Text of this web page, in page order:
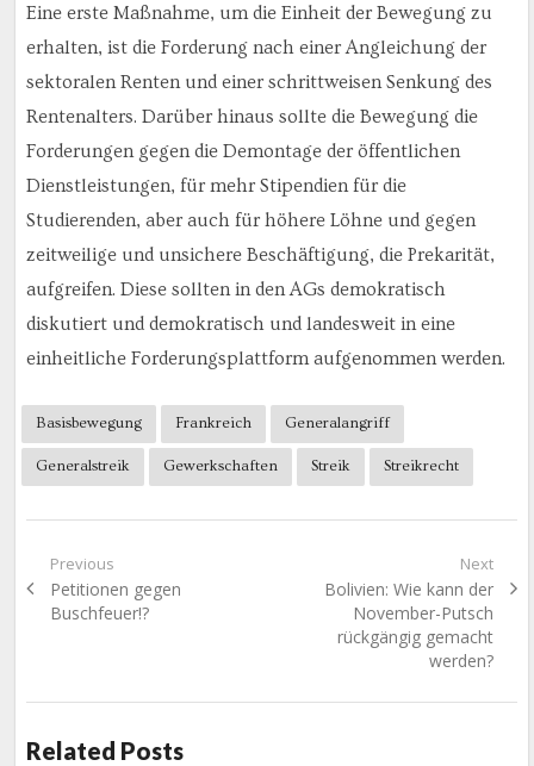
Eine erste Maßnahme, um die Einheit der Bewegung zu
erhalten, ist die Forderung nach einer Angleichung der
sektoralen Renten und einer schrittweisen Senkung des
Rentenalters. Darüber hinaus sollte die Bewegung die
Forderungen gegen die Demontage der öffentlichen
Dienstleistungen, für mehr Stipendien für die
Studierenden, aber auch für höhere Löhne und gegen
zeitweilige und unsichere Beschäftigung, die Prekarität,
aufgreifen. Diese sollten in den AGs demokratisch
diskutiert und demokratisch und landesweit in eine
einheitliche Forderungsplattform aufgenommen werden.
Basisbewegung Frankreich Generalangriff
Generalstreik Gewerkschaften Streik Streikrecht
Beitragsnavigation
Previous
Previous
post:
Petitionen gegen
Buschfeuer!?
Next
Next
post:
Bolivien: Wie kann der
November-Putsch
rückgängig gemacht
werden?
Related Posts